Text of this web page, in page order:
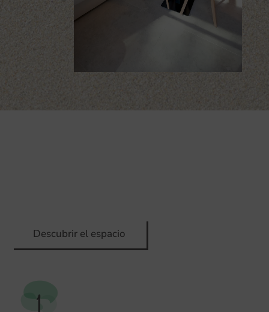
Descubrir el espacio